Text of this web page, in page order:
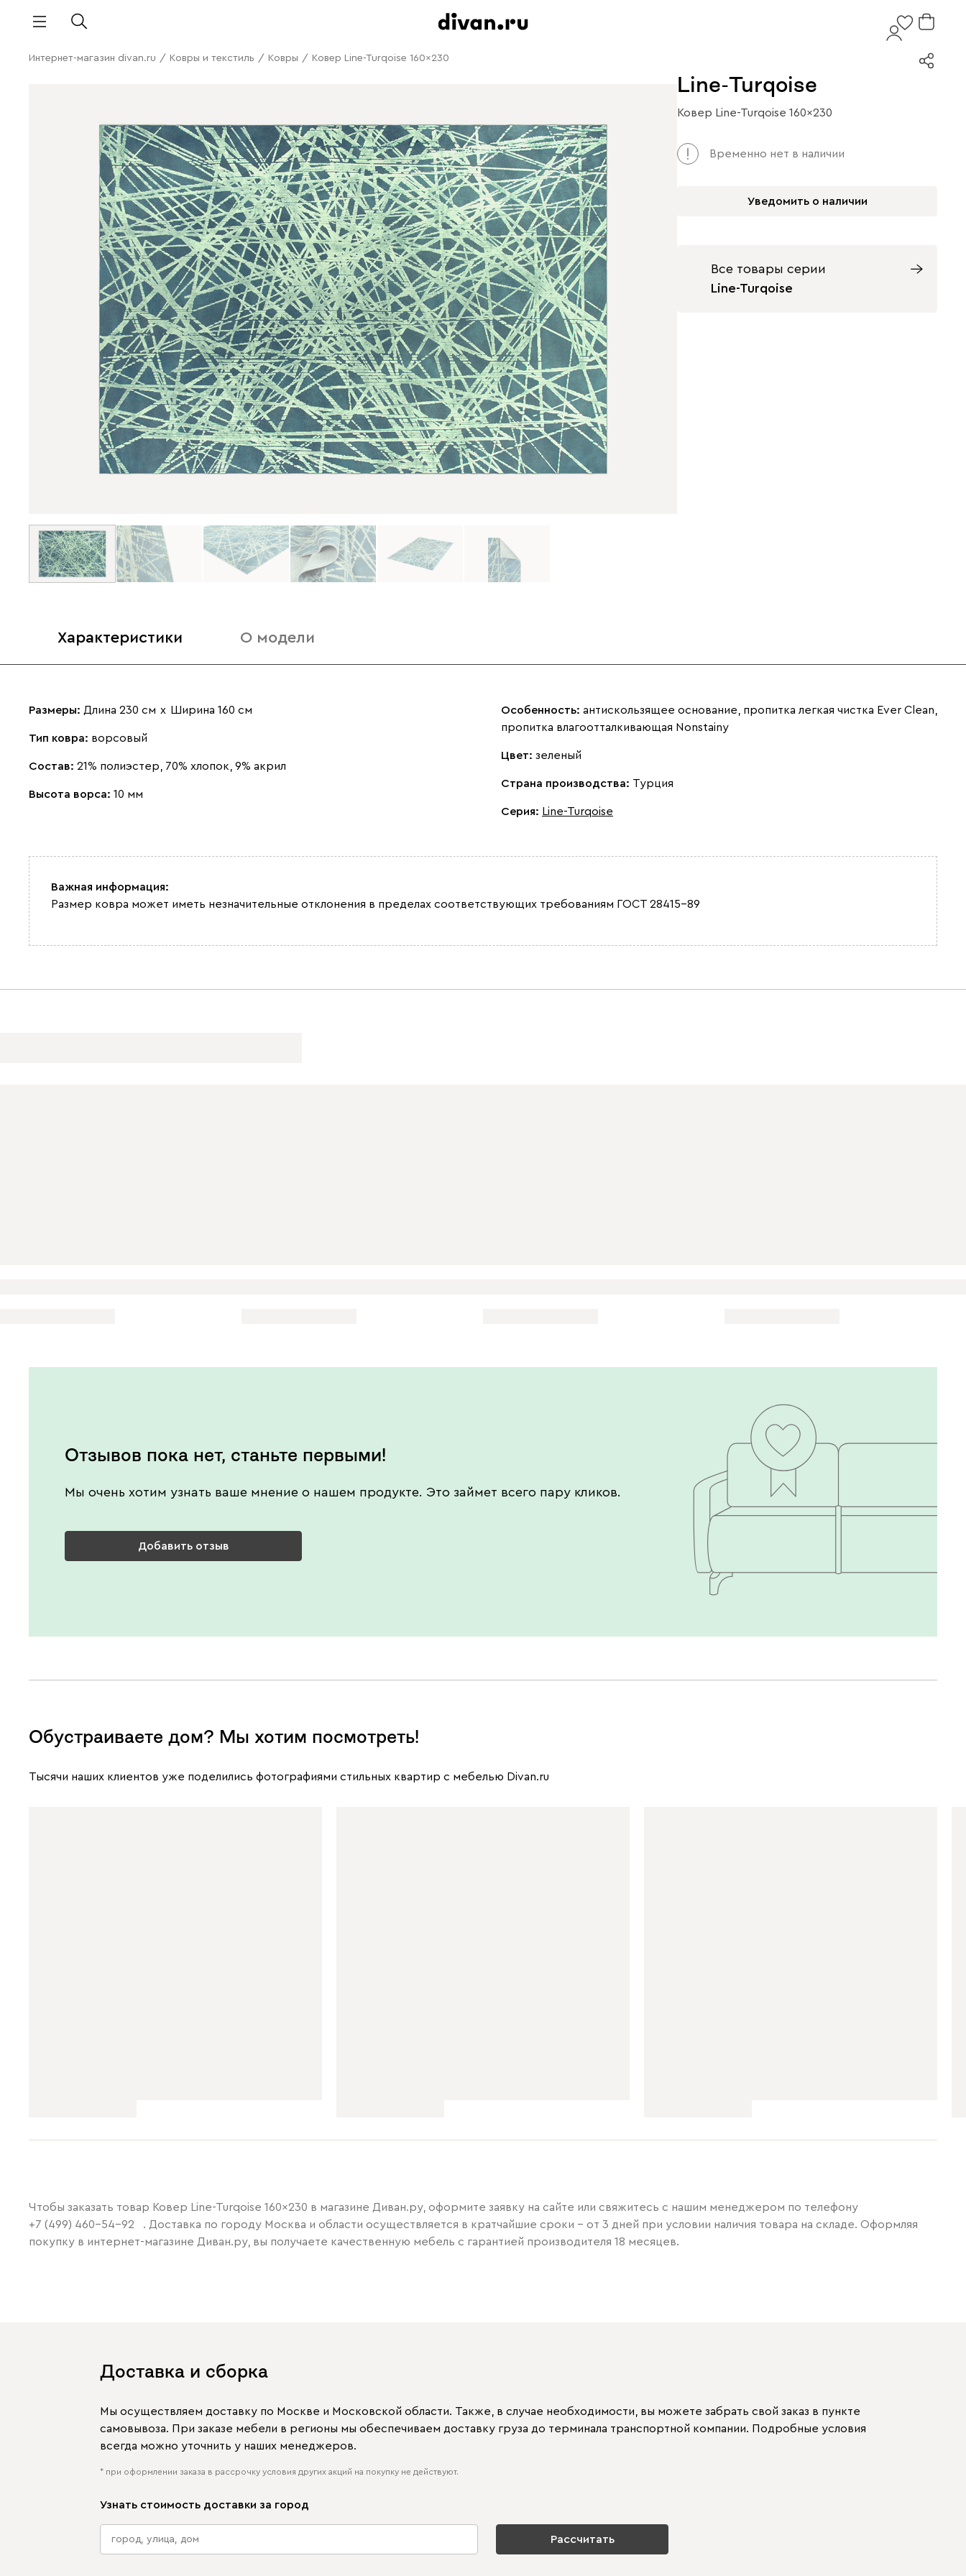
Интернет-магазин divan.ru / Ковры и текстиль / Ковры / Ковер Line-Turqoise 160x230
Line-Turqoise
Ковер Line-Turqoise 160x230
Арт. 120612
Временно нет в наличии
Уведомить о наличии
Все товары серии
Line-Turqoise
Характеристики О модели
Размеры: Длина 230 см х Ширина 160 см
Тип ковра: ворсовый
Состав: 21% полиэстер, 70% хлопок, 9% акрил
Высота ворса: 10 мм
Особенность: антискользящее основание, пропитка легкая чистка Ever Clean,
пропитка влагоотталкивающая Nonstainy
Цвет: зеленый
Страна производства: Турция
Серия: Line-Turqoise
Важная информация:
Размер ковра может иметь незначительные отклонения в пределах соответствующих требованиям ГОСТ 28415-89
Отзывов пока нет, станьте первыми!
Мы очень хотим узнать ваше мнение о нашем продукте. Это займет всего пару кликов.
Добавить отзыв
Обустраиваете дом? Мы хотим посмотреть!
Тысячи наших клиентов уже поделились фотографиями стильных квартир с мебелью Divan.ru
Чтобы заказать товар Ковер Line-Turqoise 160x230 в магазине Диван.ру, оформите заявку на сайте или свяжитесь с нашим менеджером по телефону
+7 (499) 460-54-92
. Доставка по городу Москва и области осуществляется в кратчайшие сроки – от 3 дней при условии наличия товара на складе. Оформляя
покупку в интернет-магазине Диван.ру, вы получаете качественную мебель с гарантией производителя 18 месяцев.
Доставка и сборка
Мы осуществляем доставку по Москве и Московской области. Также, в случае необходимости, вы можете забрать свой заказ в пункте
самовывоза. При заказе мебели в регионы мы обеспечиваем доставку груза до терминала транспортной компании. Подробные условия
всегда можно уточнить у наших менеджеров.
* при оформлении заказа в рассрочку условия других акций на покупку не действуют.
Узнать стоимость доставки за город
Рассчитать